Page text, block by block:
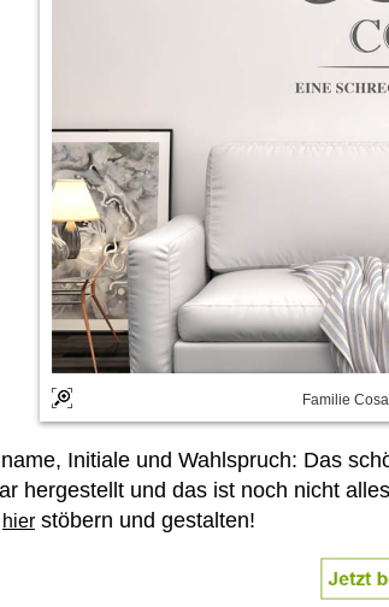
Familie
Initiale und Wahlspruch: Das
hergestellt und das ist noch nicht
hier stöbern und gestalten!